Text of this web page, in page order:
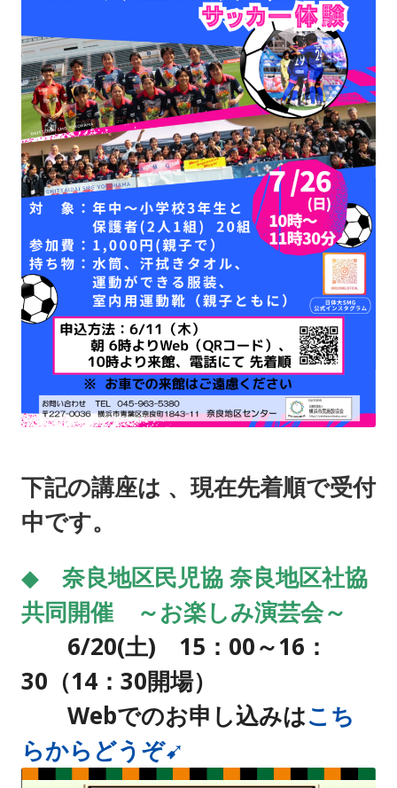
下記の講座は 、現在先着順で受付
中です。
◆ 奈良地区民児協 奈良地区社協
共同開催 ～お楽しみ演芸会～
6/20(土) 15：00～16：
30（14：30開場）
Webでのお申し込みはこち
らからどうぞ➹